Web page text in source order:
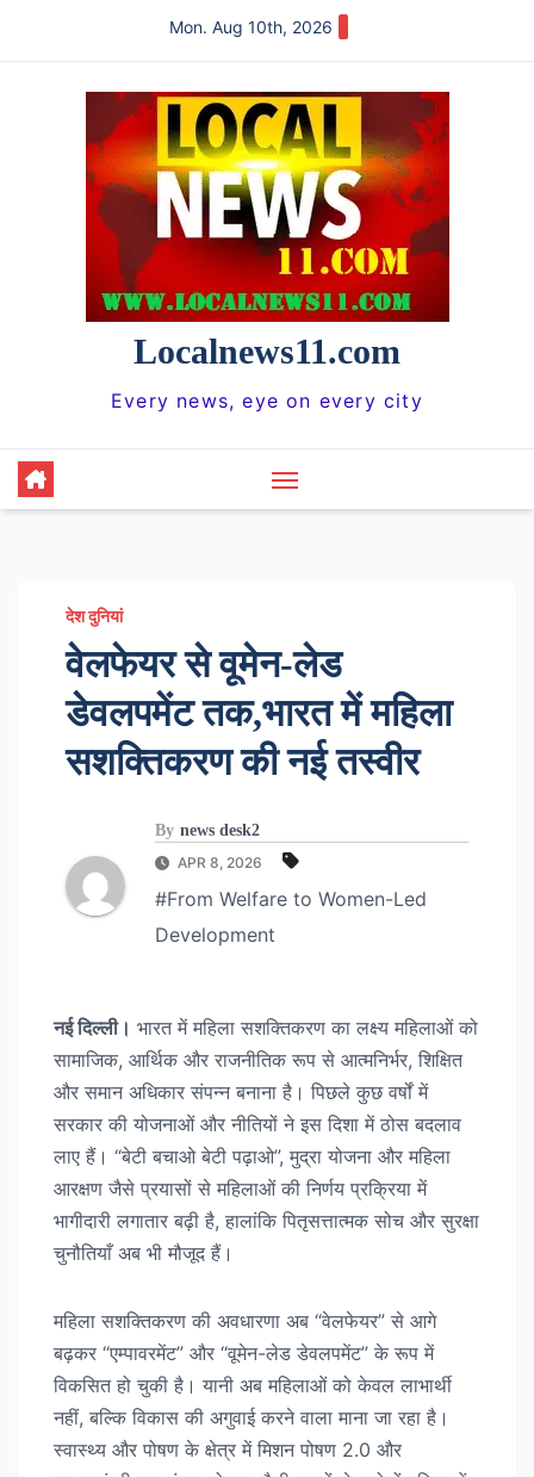
Mon. Aug 10th, 2026
Localnews11.com
Every news, eye on every city
देश दुनियां
वेलफेयर से वूमेन-लेड
डेवलपमेंट तक,भारत में महिला
सशक्तिकरण की नई तस्वीर
By news desk2
APR 8, 2026
#From Welfare to Women-Led
Development
नई दिल्ली। भारत में महिला सशक्तिकरण का लक्ष्य महिलाओं को
सामाजिक, आर्थिक और राजनीतिक रूप से आत्मनिर्भर, शिक्षित
और समान अधिकार संपन्न बनाना है। पिछले कुछ वर्षों में
सरकार की योजनाओं और नीतियों ने इस दिशा में ठोस बदलाव
लाए हैं। “बेटी बचाओ बेटी पढ़ाओ”, मुद्रा योजना और महिला
आरक्षण जैसे प्रयासों से महिलाओं की निर्णय प्रक्रिया में
भागीदारी लगातार बढ़ी है, हालांकि पितृसत्तात्मक सोच और सुरक्षा
चुनौतियाँ अब भी मौजूद हैं।
महिला सशक्तिकरण की अवधारणा अब “वेलफेयर” से आगे
बढ़कर “एम्पावरमेंट” और “वूमेन-लेड डेवलपमेंट” के रूप में
विकसित हो चुकी है। यानी अब महिलाओं को केवल लाभार्थी
नहीं, बल्कि विकास की अगुवाई करने वाला माना जा रहा है।
स्वास्थ्य और पोषण के क्षेत्र में मिशन पोषण 2.0 और